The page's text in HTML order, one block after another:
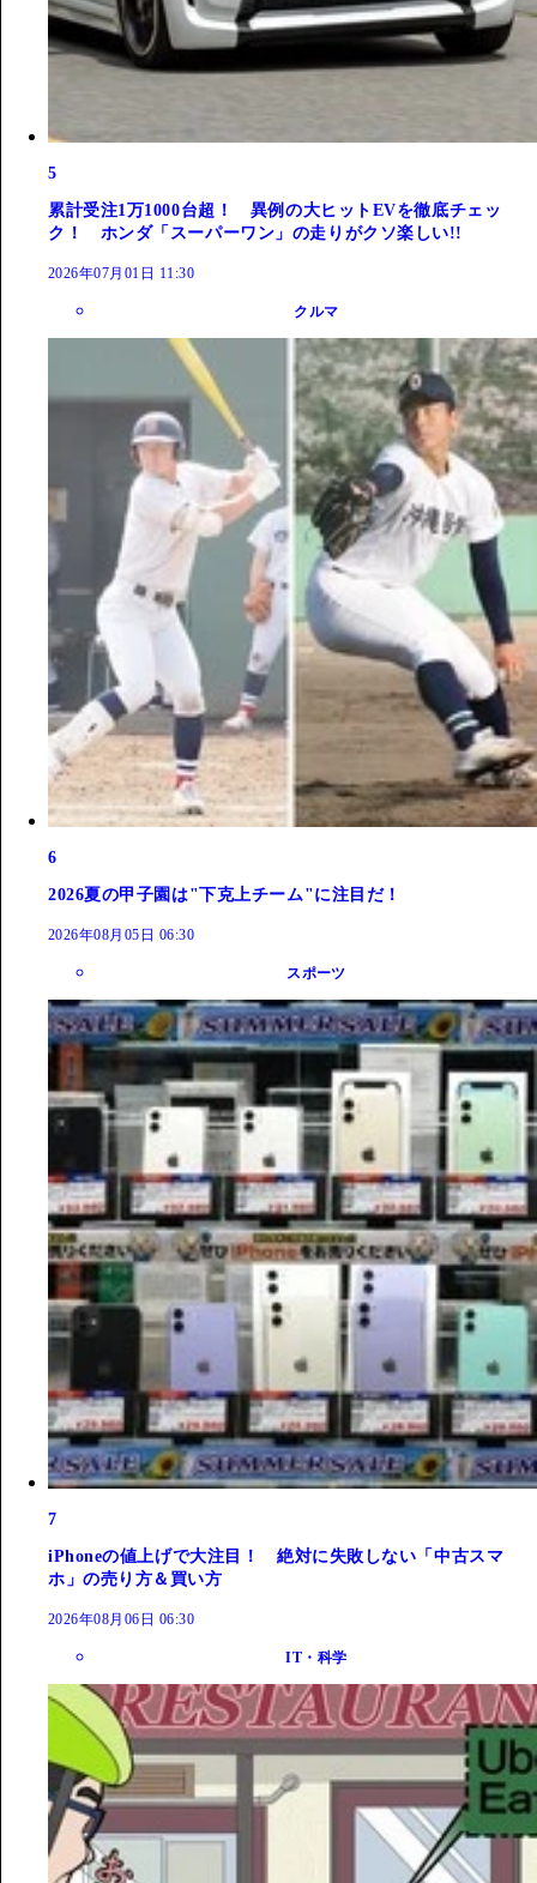
5
累計受注1万1000台超！ 異例の大ヒットEVを徹底チェッ
ク！ ホンダ「スーパーワン」の走りがクソ楽しい!!
2026年07月01日 11:30
クルマ
6
2026夏の甲子園は"下克上チーム"に注目だ！
2026年08月05日 06:30
スポーツ
7
iPhoneの値上げで大注目！ 絶対に失敗しない「中古スマ
ホ」の売り方＆買い方
2026年08月06日 06:30
IT・科学